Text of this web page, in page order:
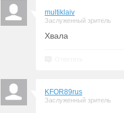
multiklaiv
Заслуженный зритель
Хвала
KFOR89rus
Заслуженный зритель